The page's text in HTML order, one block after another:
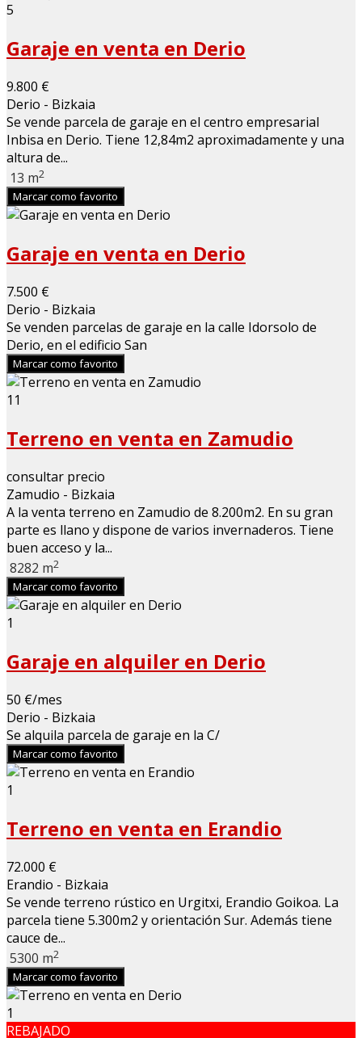
5
Garaje en venta en Derio
9.800 €
Derio - Bizkaia
Se vende parcela de garaje en el centro empresarial
Inbisa en Derio. Tiene 12,84m2 aproximadamente y una
altura de...
13 m2
Marcar como favorito
Garaje en venta en Derio
7.500 €
Derio - Bizkaia
Se venden parcelas de garaje en la calle Idorsolo de
Derio, en el edificio San
Marcar como favorito
11
Terreno en venta en Zamudio
consultar precio
Zamudio - Bizkaia
A la venta terreno en Zamudio de 8.200m2. En su gran
parte es llano y dispone de varios invernaderos. Tiene
buen acceso y la...
8282 m2
Marcar como favorito
1
Garaje en alquiler en Derio
50 €/mes
Derio - Bizkaia
Se alquila parcela de garaje en la C/
Marcar como favorito
1
Terreno en venta en Erandio
72.000 €
Erandio - Bizkaia
Se vende terreno rústico en Urgitxi, Erandio Goikoa. La
parcela tiene 5.300m2 y orientación Sur. Además tiene
cauce de...
5300 m2
Marcar como favorito
1
REBAJADO